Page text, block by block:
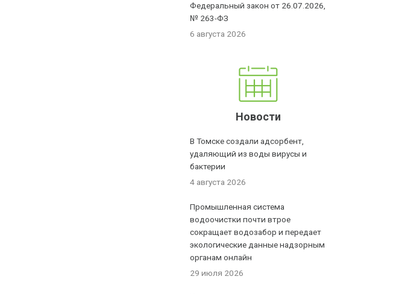
Федеральный закон от 26.07.2026,
№ 263-ФЗ
6 августа 2026
Новости
В Томске создали адсорбент,
удаляющий из воды вирусы и
бактерии
4 августа 2026
Промышленная система
водоочистки почти втрое
сокращает водозабор и передает
экологические данные надзорным
органам онлайн
29 июля 2026